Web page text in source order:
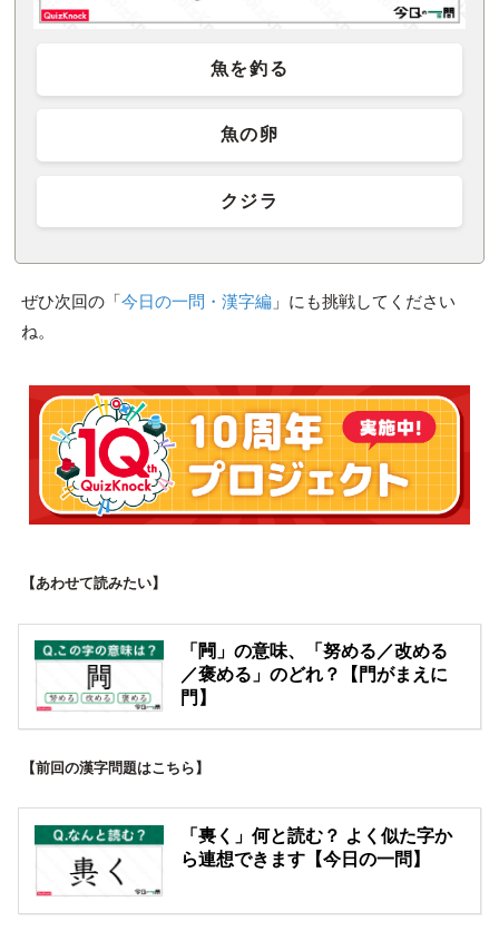
魚を釣る
魚の卵
クジラ
ぜひ次回の「今日の一問・漢字編」にも挑戦してください
ね。
【あわせて読みたい】
「闁」の意味、「努める／改める
／褒める」のどれ？【門がまえに
門】
【前回の漢字問題はこちら】
「軣く」何と読む？ よく似た字か
ら連想できます【今日の一問】